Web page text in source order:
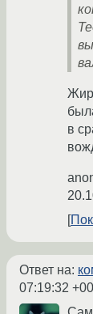
в
Ответ на:
07:19:32